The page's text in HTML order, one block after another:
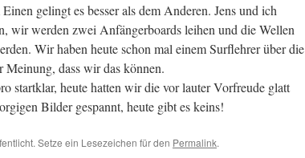
gelingt es besser als dem Anderen. Jens und ich
wir werden zwei Anfängerboards leihen und die Wellen
Wir haben heute schon mal einem Surflehrer über die
Meinung, dass wir das können.
startklar, heute hatten wir die vor lauter Vorfreude glatt
Bilder gespannt, heute gibt es keins!
Setze ein Lesezeichen für den Permalink.